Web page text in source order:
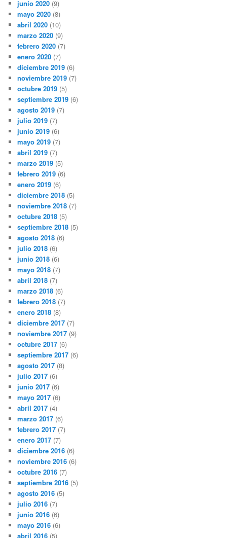
junio 2020 (9)
mayo 2020 (8)
abril 2020 (10)
marzo 2020 (9)
febrero 2020 (7)
enero 2020 (7)
diciembre 2019 (6)
noviembre 2019 (7)
octubre 2019 (5)
septiembre 2019 (6)
agosto 2019 (7)
julio 2019 (7)
junio 2019 (6)
mayo 2019 (7)
abril 2019 (7)
marzo 2019 (5)
febrero 2019 (6)
enero 2019 (6)
diciembre 2018 (5)
noviembre 2018 (7)
octubre 2018 (5)
septiembre 2018 (5)
agosto 2018 (6)
julio 2018 (6)
junio 2018 (6)
mayo 2018 (7)
abril 2018 (7)
marzo 2018 (6)
febrero 2018 (7)
enero 2018 (8)
diciembre 2017 (7)
noviembre 2017 (9)
octubre 2017 (6)
septiembre 2017 (6)
agosto 2017 (8)
julio 2017 (6)
junio 2017 (6)
mayo 2017 (6)
abril 2017 (4)
marzo 2017 (6)
febrero 2017 (7)
enero 2017 (7)
diciembre 2016 (6)
noviembre 2016 (6)
octubre 2016 (7)
septiembre 2016 (5)
agosto 2016 (5)
julio 2016 (7)
junio 2016 (6)
mayo 2016 (6)
abril 2016 (5)